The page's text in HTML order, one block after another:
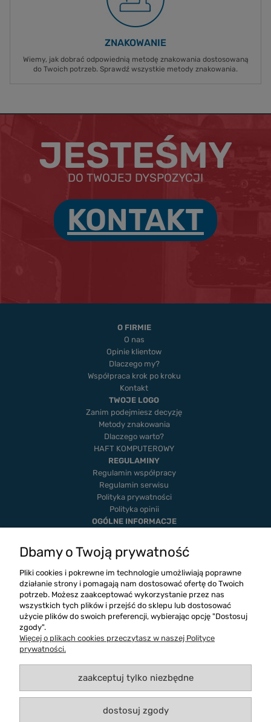
ZNAKOWANIE
Wiemy, jak dobrać odpowiednią metodę znakowania dostosowaną
do Twoich potrzeb. Sprawdź wszystkie metody znakowania.
JESTEŚMY
DO TWOJEJ DYSPOZYCJI
KONTAKT
O FIRMIE
O nas
Opinie klientow
Dlaczego my?
Współpraca krok po kroku
Kontakt
TWOJE LOGO
Zanim podejmiesz decyzję
Metody znakowania
Dlaczego warto?
HAFT KOMPUTEROWY
REGULAMINY
Regulamin współpracy
Regulamin serwisu
Polityka prywatności
Polityka opinii
OGÓLNE INFORMACJE
Twoje zamówienia
Ustawienia konta
Blog
Dbamy o Twoją prywatność
Pliki cookies i pokrewne im technologie umożliwiają poprawne
działanie strony i pomagają nam dostosować ofertę do Twoich
potrzeb. Możesz zaakceptować wykorzystanie przez nas
wszystkich tych plików i przejść do sklepu lub dostosować
użycie plików do swoich preferencji, wybierając opcję "Dostosuj
zgody".
Więcej o plikach cookies przeczytasz w naszej Polityce
prywatności.
zaakceptuj tylko niezbędne
dostosuj zgody